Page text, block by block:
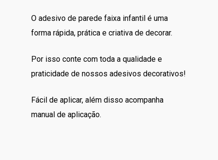
O adesivo de parede faixa infantil é uma
forma rápida, prática e criativa de decorar.
Por isso conte com toda a qualidade e
praticidade de nossos adesivos decorativos!
Fácil de aplicar, além disso acompanha
manual de aplicação.